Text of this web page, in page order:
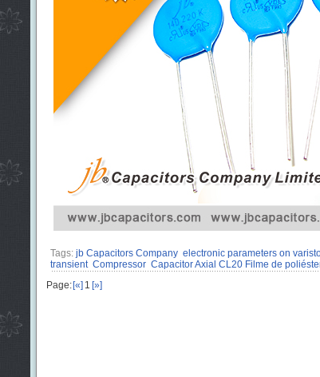
Tags: jb Capacitors Company electronic parameters on
transient Compressor Capacitor Axial CL20 Filme de
Page: [«] 1 [»]